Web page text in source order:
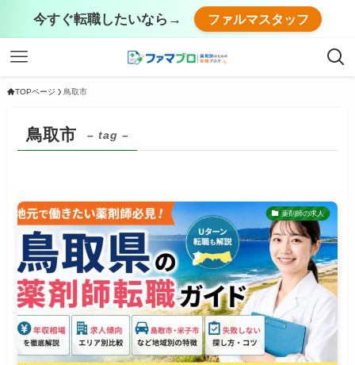
今すぐ転職したいなら→ ファルマスタッフ
TOPページ 鳥取市
鳥取市 – tag –
薬剤師の求人